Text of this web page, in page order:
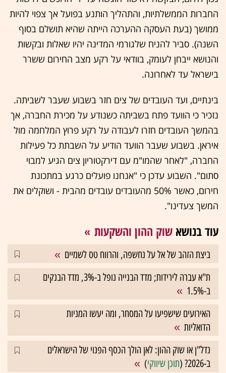
החברות הממשלתיות, והתהליך הותנע בפועל אך צפוי להיות
ממושך (בעת העסקה ההערכה הייתה שהיא תושלם בסוף
השנה). סביר להניח שלגורמי המדינה יהיו שאלות ובקשות
והנושא ייבחן לעומק, בוודאי על רקע מצב החירום ששרר
בישראל עד לאחרונה.
בינתיים, ועד העובדים של צים חזר בשבוע שעבר לשביתה.
נזכיר כי הוועד פתח בשביתה כשנודע על מכירת החברה, אך
בהמשך העובדים חזרו לעבודה על רקע פרוץ המלחמה מול
איראן. בשבוע שעבר הוועד הודיע על השבתת כל פעילות
החברה, "לאחר שהמו"מ עם דירקטוריון צים הגיע למבוי
סתום". השבוע עדכן כי "אנחנו פועלים כרגע במתכונת
חירום, כאשר 50% מהעובדים עובדים מהבית - ושוקלים את
המשך צעדינו".
עוד בנושא שוק ההון והשקעות
ביצת הזהב של אל על נחשפה, והרווח טס לשמיים
ת"א עברה לירידות; מדד הבנייה נופל ב-3%, מדד הבנקים
ב-1.5%
האירועים שישפיעו על המסחר, ומה יעשו המניות
הדואליות
נדל"ן או שוק ההון: לאן הולך הכסף הפנוי של הישראלים
ב-2026? (
תוכן שיווקי)